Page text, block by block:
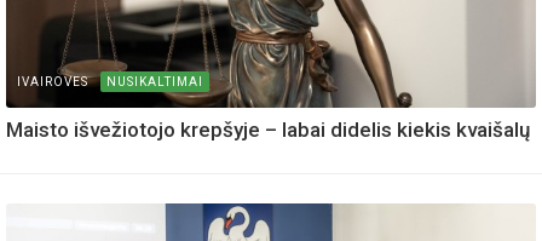
IVAIROVES NUSIKALTIMAI
Maisto išvežiotojo krepšyje – labai didelis kiekis kvaišalų